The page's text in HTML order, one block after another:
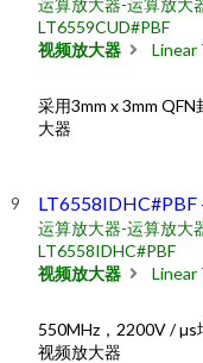
运算放大器-运算放大
LT6559CUD#PBF
视频放大器
Linear
采用3mm x 3mm
大器
LT6558IDHC#PBF
运算放大器-运算放大
LT6558IDHC#PBF
视频放大器
Linear
550MHz，2200V /
视频放大器